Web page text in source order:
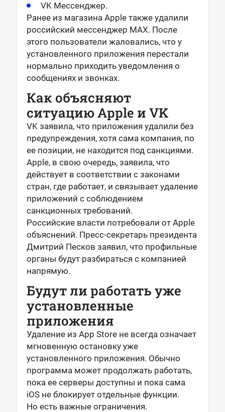
VK Мессенджер.
Ранее из магазина Apple также удалили
российский мессенджер MAX. После
этого пользователи жаловались, что у
установленного приложения перестали
нормально приходить уведомления о
сообщениях и звонках.
Как объясняют
ситуацию Apple и VK
VK заявила, что приложения удалили без
предупреждения, хотя сама компания, по
ее позиции, не находится под санкциями.
Apple, в свою очередь, заявила, что
действует в соответствии с законами
стран, где работает, и связывает удаление
приложений с соблюдением
санкционных требований.
Российские власти потребовали от Apple
объяснений. Пресс-секретарь президента
Дмитрий Песков заявил, что профильные
органы будут разбираться с компанией
напрямую.
Будут ли работать уже
установленные
приложения
Удаление из App Store не всегда означает
мгновенную остановку уже
установленного приложения. Обычно
программа может продолжать работать,
пока ее серверы доступны и пока сама
iOS не блокирует отдельные функции.
Но есть важные ограничения.